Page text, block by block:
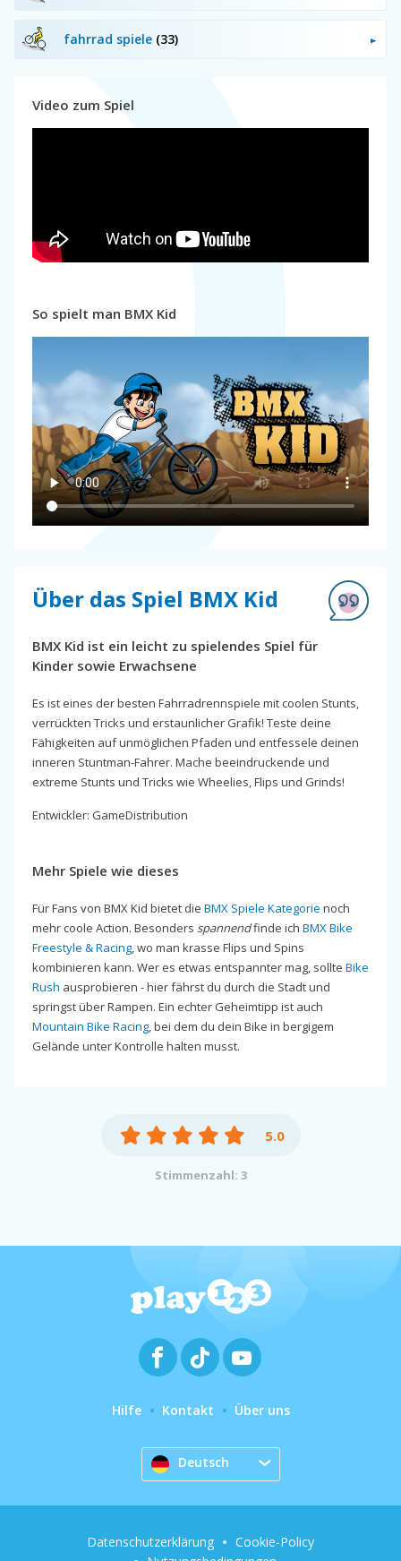
fahrrad spiele (33)
Video zum Spiel
So spielt man BMX Kid
Über das Spiel BMX Kid
BMX Kid ist ein leicht zu spielendes Spiel für
Kinder sowie Erwachsene
Es ist eines der besten Fahrradrennspiele mit coolen Stunts,
verrückten Tricks und erstaunlicher Grafik! Teste deine
Fähigkeiten auf unmöglichen Pfaden und entfessele deinen
inneren Stuntman-Fahrer. Mache beeindruckende und
extreme Stunts und Tricks wie Wheelies, Flips und Grinds!
Entwickler: GameDistribution
Mehr Spiele wie dieses
Für Fans von BMX Kid bietet die BMX Spiele Kategorie noch
mehr coole Action. Besonders spannendfinde ich BMX Bike
Freestyle & Racing, wo man krasse Flips und Spins
kombinieren kann. Wer es etwas entspannter mag, sollte Bike
Rush ausprobieren - hier fährst du durch die Stadt und
springst über Rampen. Ein echter Geheimtipp ist auch
Mountain Bike Racing, bei dem du dein Bike in bergigem
Gelände unter Kontrolle halten musst.
5.0
Stimmenzahl: 3
Hilfe Kontakt Über uns
Deutsch
Datenschutzerklärung
Cookie-Policy